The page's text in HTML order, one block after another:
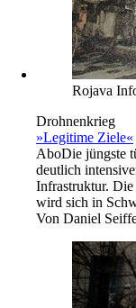
Rojava
Drohnenkrieg
»Legitime Ziele«
AboDie jüngste
deutlich
Infrastruktur.
wird sich in
Von Daniel